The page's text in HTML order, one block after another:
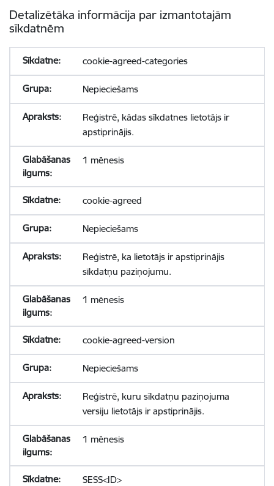
Detalizētāka informācija par izmantotajām
sīkdatnēm
cookie-agreed-categories
Nepieciešams
Reģistrē, kādas sīkdatnes lietotājs ir
apstiprinājis.
1 mēnesis
cookie-agreed
Nepieciešams
Reģistrē, ka lietotājs ir apstiprinājis
sīkdatņu paziņojumu.
1 mēnesis
cookie-agreed-version
Nepieciešams
Reģistrē, kuru sīkdatņu paziņojuma
versiju lietotājs ir apstiprinājis.
1 mēnesis
SESS<ID>